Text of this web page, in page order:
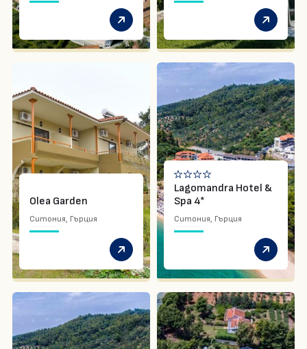
Контакти
Документи
Банкова сметка
Политика на
бисквитките
Общи условия за
еднодневни екскурзии
Политика за
поверителност
Медицински застраховки
в България
Запитване
Olea Garden
Ситония, Гърция
Lagomandra Hotel &
Spa 4*
Ситония, Гърция